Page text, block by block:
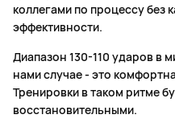
коллегами по процессу без
эффективности.
Диапазон 130-110 ударов в
нами случае - это
Тренировки в таком ритме
восстановительными.